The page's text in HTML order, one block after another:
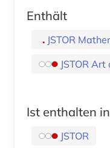
Enthält
JSTOR
JSTOR Art
Ist enthalten in
JSTOR